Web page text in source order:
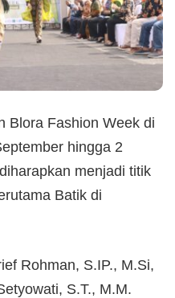
Blora Fashion Week di
hingga 2
menjadi titik
Batik di
Rohman, S.IP., M.Si,
S.T., M.M.